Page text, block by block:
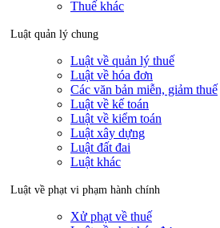
Thuế khác
Luật quản lý chung
Luật về quản lý thuế
Luật về hóa đơn
Các văn bản miễn, giảm thuế
Luật về kế toán
Luật về kiểm toán
Luật xây dựng
Luật đất đai
Luật khác
Luật về phạt vi phạm hành chính
Xử phạt về thuế